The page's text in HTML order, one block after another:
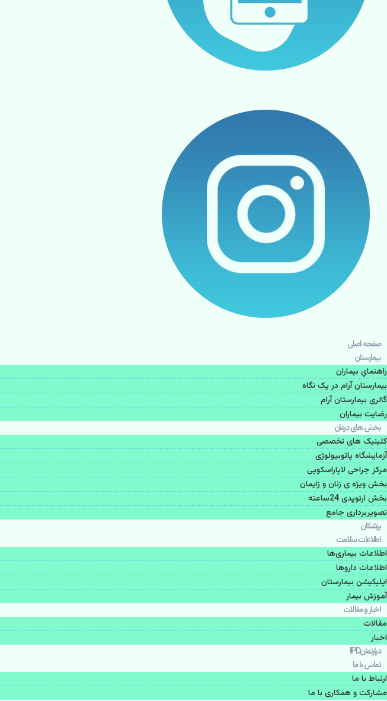
صفحه اصلی
بيمارستان
راهنماي بیماران
بیمارستان آرام در یک نگاه
گالری بیمارستان آرام
رضایت بیماران
بخش های درمان
کلینیک های تخصصی
آزمایشگاه پاتوبیولوژی
مرکز جراحی لاپاراسکوپی
بخش ویژه ی زنان و زایمان
بخش ارتوپدی 24ساعته
تصویربرداری جامع
پزشكان
اطلاعات سلامت
اطلاعات بیماری‌ها
اطلاعات دارو‌ها
اپليكيشن بيمارستان
آموزش بیمار
اخبار و مقالات
مقالات
اخبار
دپارتمانIPD
تماس با ما
ارتباط با ما
مشاركت و همكاری با ما